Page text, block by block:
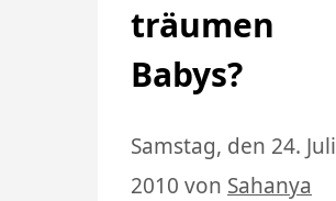
träumen
Babys?
Samstag, den 24. Juli
2010 von Sahanya